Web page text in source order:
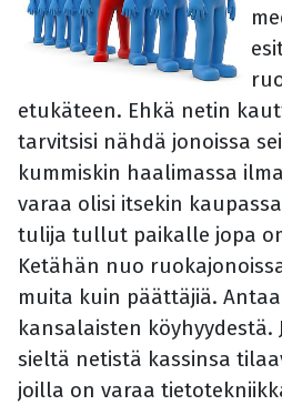
etukäteen. Ehkä netin
tarvitsisi nähdä jonoissa
kummiskin haalimassa
varaa olisi itsekin
tulija tullut paikalle jopa
Ketähän nuo
muita kuin päättäjiä.
kansalaisten köyhyydestä.
sieltä netistä kassinsa
joilla on varaa